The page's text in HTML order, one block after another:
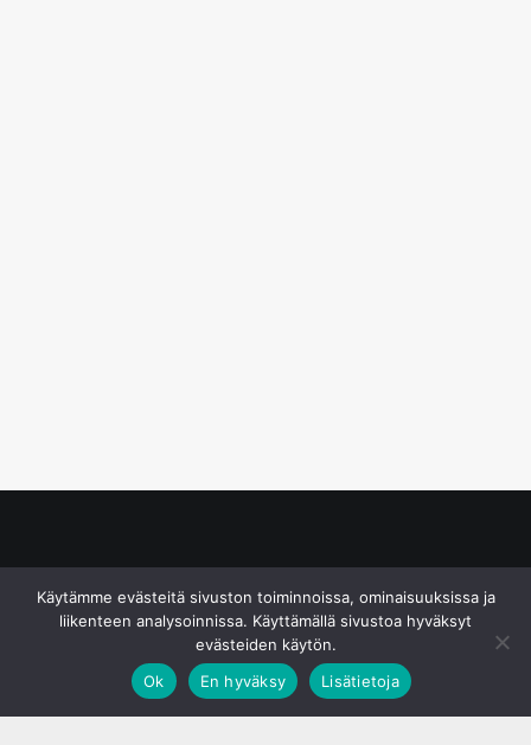
Käytämme evästeitä sivuston toiminnoissa, ominaisuuksissa ja
liikenteen analysoinnissa. Käyttämällä sivustoa hyväksyt
evästeiden käytön.
Ok
En hyväksy Lisätietoja